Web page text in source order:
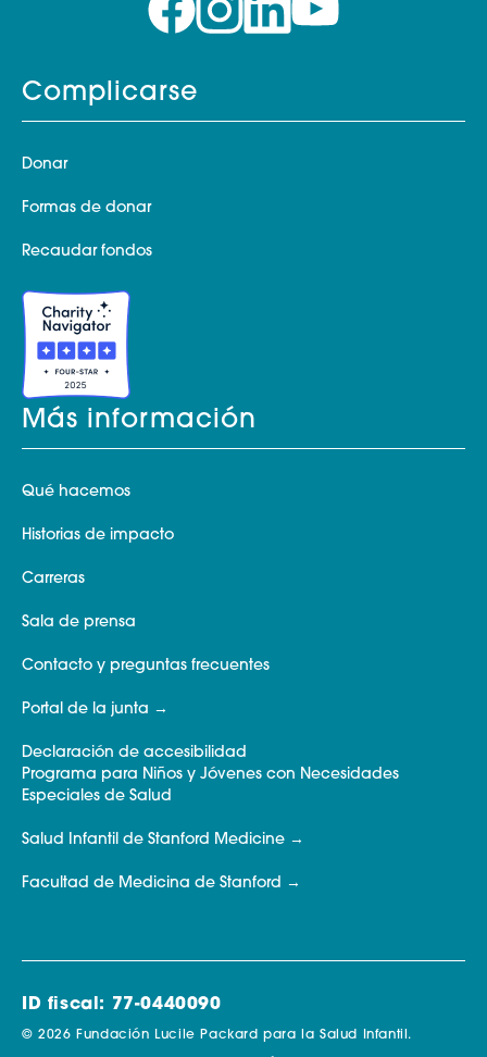
Complicarse
Donar
Formas de donar
Recaudar fondos
Más información
Qué hacemos
Historias de impacto
Carreras
Sala de prensa
Contacto y preguntas frecuentes
Portal de la junta
Declaración de accesibilidad
Programa para Niños y Jóvenes con Necesidades
Especiales de Salud
Salud Infantil de Stanford Medicine
Facultad de Medicina de Stanford
ID fiscal: 77-0440090
© 2026 Fundación Lucile Packard para la Salud Infantil.